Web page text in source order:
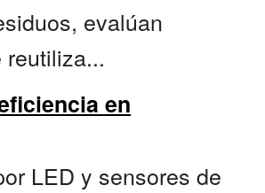
evalúan
en
LED y sensores de